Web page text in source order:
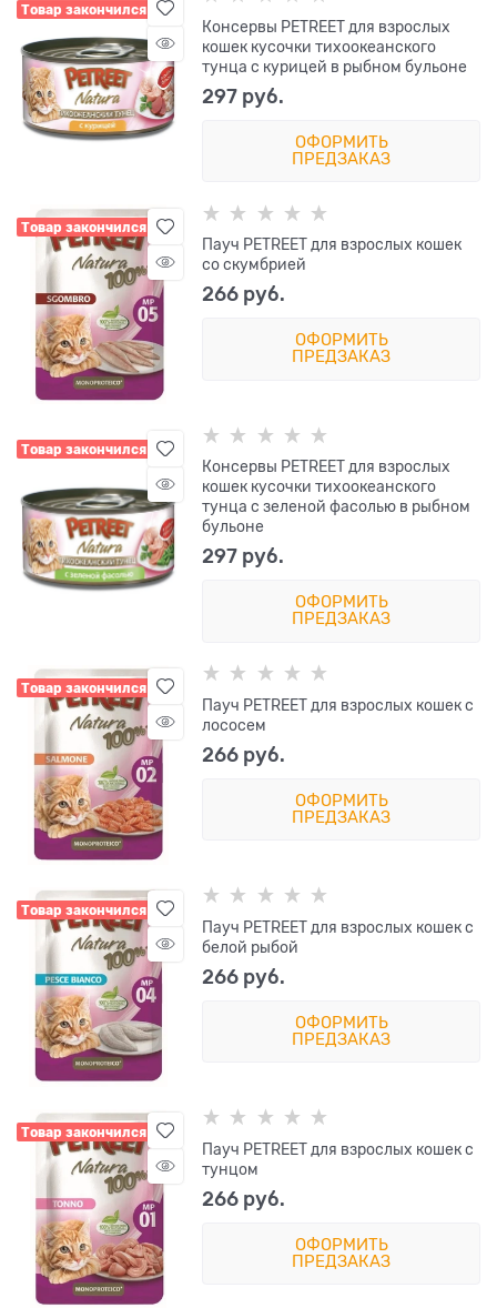
Товар закончился
Консервы PETREET для взрослых
кошек кусочки тихоокеанского
тунца с курицей в рыбном бульоне
297 руб.
ОФОРМИТЬ
ПРЕДЗАКАЗ
Товар закончился
Пауч PETREET для взрослых кошек
со скумбрией
266 руб.
ОФОРМИТЬ
ПРЕДЗАКАЗ
Товар закончился
Консервы PETREET для взрослых
кошек кусочки тихоокеанского
тунца с зеленой фасолью в рыбном
бульоне
297 руб.
ОФОРМИТЬ
ПРЕДЗАКАЗ
Товар закончился
Пауч PETREET для взрослых кошек с
лососем
266 руб.
ОФОРМИТЬ
ПРЕДЗАКАЗ
Товар закончился
Пауч PETREET для взрослых кошек с
белой рыбой
266 руб.
ОФОРМИТЬ
ПРЕДЗАКАЗ
Товар закончился
Пауч PETREET для взрослых кошек с
тунцом
266 руб.
ОФОРМИТЬ
ПРЕДЗАКАЗ